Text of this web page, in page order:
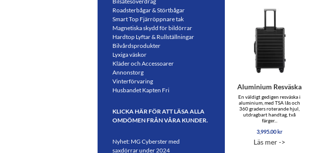
Aluminium Resväska
En väldigt gedigen resväska i
aluminium, med TSA lås och
360 graders roterande hjul,
utdragbart handtag, två
färger...
3,995.00kr
Läs mer ->
Roadsterbågar & Störtbågar
Smart Top Fjärröppnare tak
Magnetiska skydd för bildörrar
Hardtop Lyftar & Rullställningar
Bilvårdsprodukter
Lyxiga väskor
Kläder och Accessoarer
Annonstorg
Vinterförvaring
Husbandet Kapten Fri
KLICKA HÄR FÖR ATT LÄSA ALLA
OMDÖMEN FRÅN VÅRA KUNDER.
Nyhet: MG Cyberster med
saxdörrar under 2024